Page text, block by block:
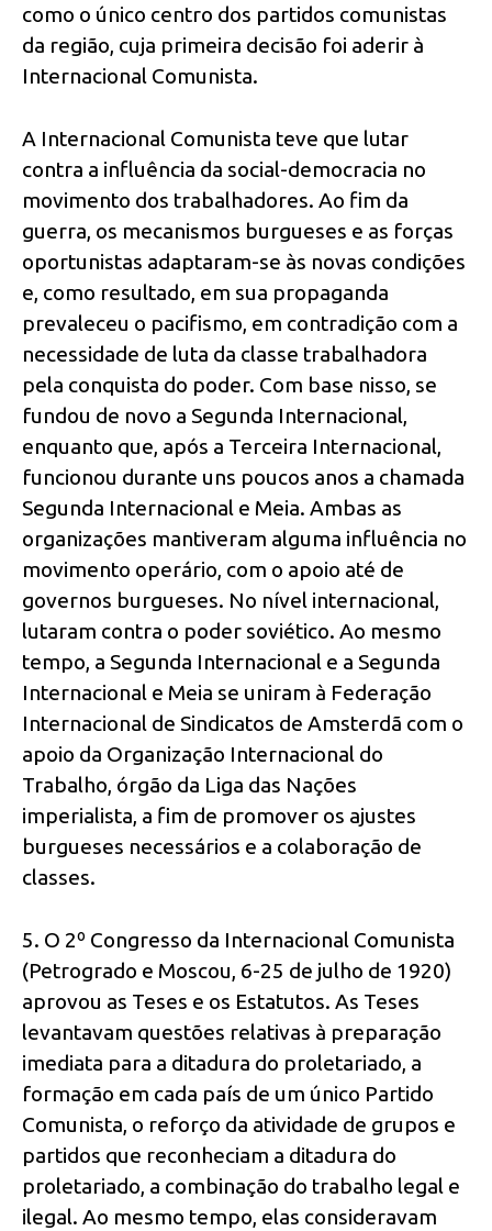
como o único centro dos partidos comunistas
da região, cuja primeira decisão foi aderir à
Internacional Comunista.
A Internacional Comunista teve que lutar
contra a influência da social-democracia no
movimento dos trabalhadores. Ao fim da
guerra, os mecanismos burgueses e as forças
oportunistas adaptaram-se às novas condições
e, como resultado, em sua propaganda
prevaleceu o pacifismo, em contradição com a
necessidade de luta da classe trabalhadora
pela conquista do poder. Com base nisso, se
fundou de novo a Segunda Internacional,
enquanto que, após a Terceira Internacional,
funcionou durante uns poucos anos a chamada
Segunda Internacional e Meia. Ambas as
organizações mantiveram alguma influência no
movimento operário, com o apoio até de
governos burgueses. No nível internacional,
lutaram contra o poder soviético. Ao mesmo
tempo, a Segunda Internacional e a Segunda
Internacional e Meia se uniram à Federação
Internacional de Sindicatos de Amsterdã com o
apoio da Organização Internacional do
Trabalho, órgão da Liga das Nações
imperialista, a fim de promover os ajustes
burgueses necessários e a colaboração de
classes.
5. O 2º Congresso da Internacional Comunista
(Petrogrado e Moscou, 6-25 de julho de 1920)
aprovou as Teses e os Estatutos. As Teses
levantavam questões relativas à preparação
imediata para a ditadura do proletariado, a
formação em cada país de um único Partido
Comunista, o reforço da atividade de grupos e
partidos que reconheciam a ditadura do
proletariado, a combinação do trabalho legal e
ilegal. Ao mesmo tempo, elas consideravam